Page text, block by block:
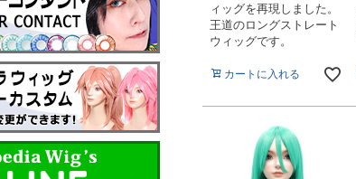
ィッグを再現しました。
王道のロングストレート
ウィッグです。
カートに入れる